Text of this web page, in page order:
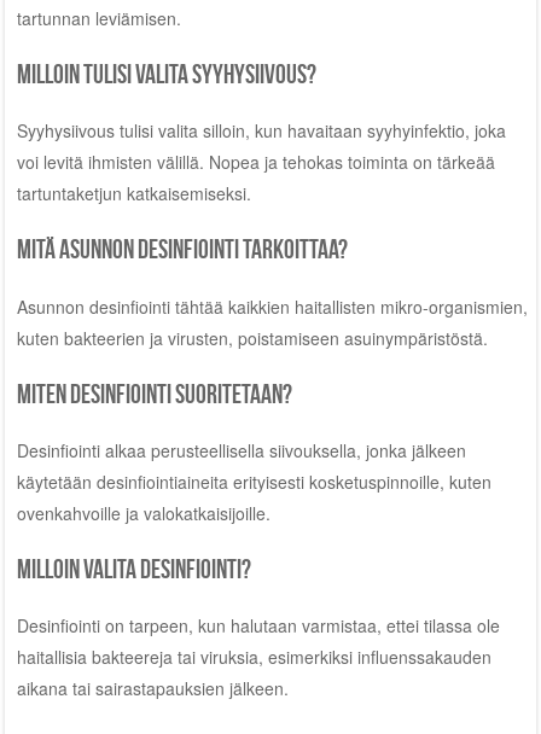
tartunnan leviämisen.
Milloin tulisi valita syyhysiivous?
Syyhysiivous tulisi valita silloin, kun havaitaan syyhyinfektio, joka
voi levitä ihmisten välillä. Nopea ja tehokas toiminta on tärkeää
tartuntaketjun katkaisemiseksi.
Mitä asunnon desinfiointi tarkoittaa?
Asunnon desinfiointi tähtää kaikkien haitallisten mikro-organismien,
kuten bakteerien ja virusten, poistamiseen asuinympäristöstä.
Miten desinfiointi suoritetaan?
Desinfiointi alkaa perusteellisella siivouksella, jonka jälkeen
käytetään desinfiointiaineita erityisesti kosketuspinnoille, kuten
ovenkahvoille ja valokatkaisijoille.
Milloin valita desinfiointi?
Desinfiointi on tarpeen, kun halutaan varmistaa, ettei tilassa ole
haitallisia bakteereja tai viruksia, esimerkiksi influenssakauden
aikana tai sairastapauksien jälkeen.